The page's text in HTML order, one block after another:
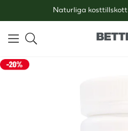
Naturliga kosttillskott